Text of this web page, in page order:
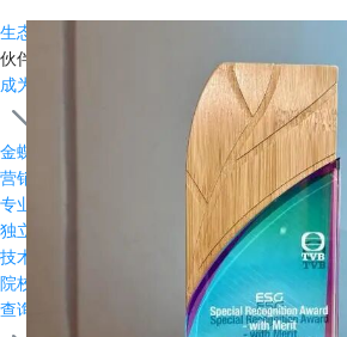
生态伙伴与开发者
伙伴与生态
成为合作伙伴
金蝶伙伴体系
营销服务伙伴
专业服务伙伴
独立软件开发
技术平台伙伴
院校联盟
查询合作伙伴